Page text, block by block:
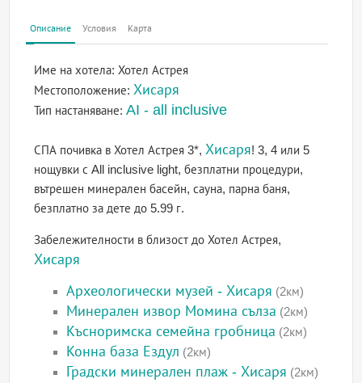
Описание Условия Карта
Име на хотела: Хотел Астрея
Местоположение: Хисаря
Тип настаняване:AI - all inclusive
СПА почивка в Хотел Астрея 3*, Хисаря! 3, 4 или 5
нощувки с All inclusive light, безплатни процедури,
вътрешен минерален басейн, сауна, парна баня,
безплатно за дете до 5.99 г.
Забележителности в близост до Хотел Астрея,
Хисаря
Археологически музей - Хисаря (2км)
Минерален извор Момина сълза (2км)
Късноримска семейна гробница (2км)
Конна база Ездул (2км)
Градски минерален плаж - Хисаря (2км)